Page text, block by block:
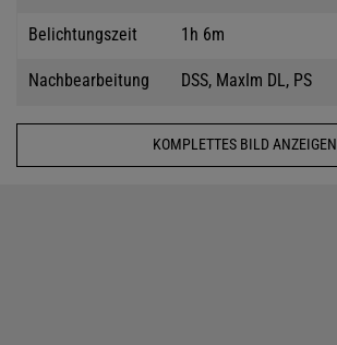
Belichtungszeit 1h 6m
Nachbearbeitung DSS, MaxIm DL, PS
KOMPLETTES BILD ANZEIGEN